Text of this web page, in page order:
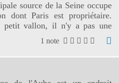
source de la Seine occupe
dont Paris est propriétaire.
petit vallon, il n'y a pas une
la Seine mais sept.
1 note